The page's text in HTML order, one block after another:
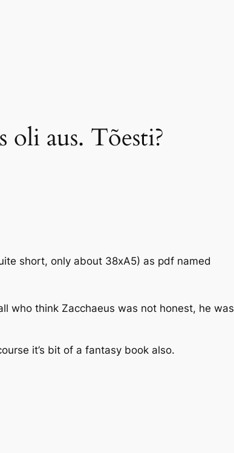
oli aus. Tõesti?
short, only about 38xA5) as pdf named
who think Zacchaeus was not honest, he was
it’s bit of a fantasy book also.